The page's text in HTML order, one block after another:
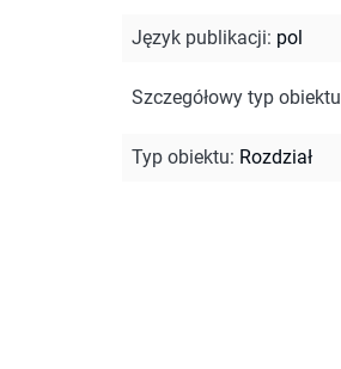
Język publikacji: pol
Szczegółowy typ obiektu
Typ obiektu: Rozdział